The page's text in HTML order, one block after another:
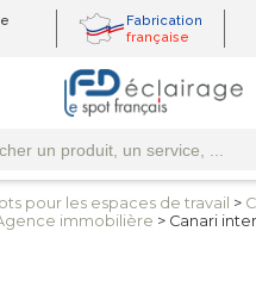
Fabrication
française
pour les espaces de travail >
immobilière > Canari